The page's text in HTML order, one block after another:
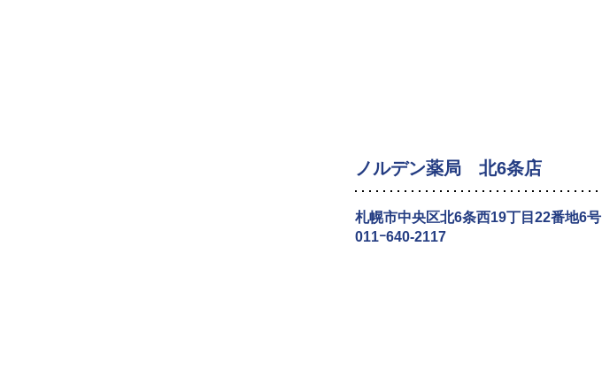
ノルデン薬局 北6条店
札幌市中央区北6条西19丁目22番地6号
011ｰ640-2117